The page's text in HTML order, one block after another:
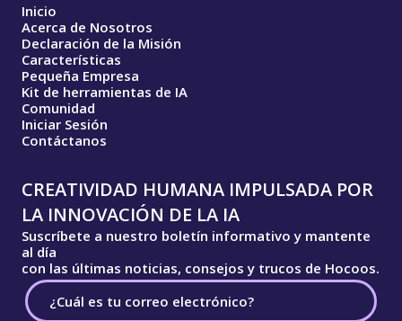
Inicio
Acerca de Nosotros
Declaración de la Misión
Características
Pequeña Empresa
Kit de herramientas de IA
Comunidad
Iniciar Sesión
Contáctanos
CREATIVIDAD HUMANA IMPULSADA POR
LA INNOVACIÓN DE LA IA
Suscríbete a nuestro boletín informativo y mantente
al día
con las últimas noticias, consejos y trucos de Hocoos.